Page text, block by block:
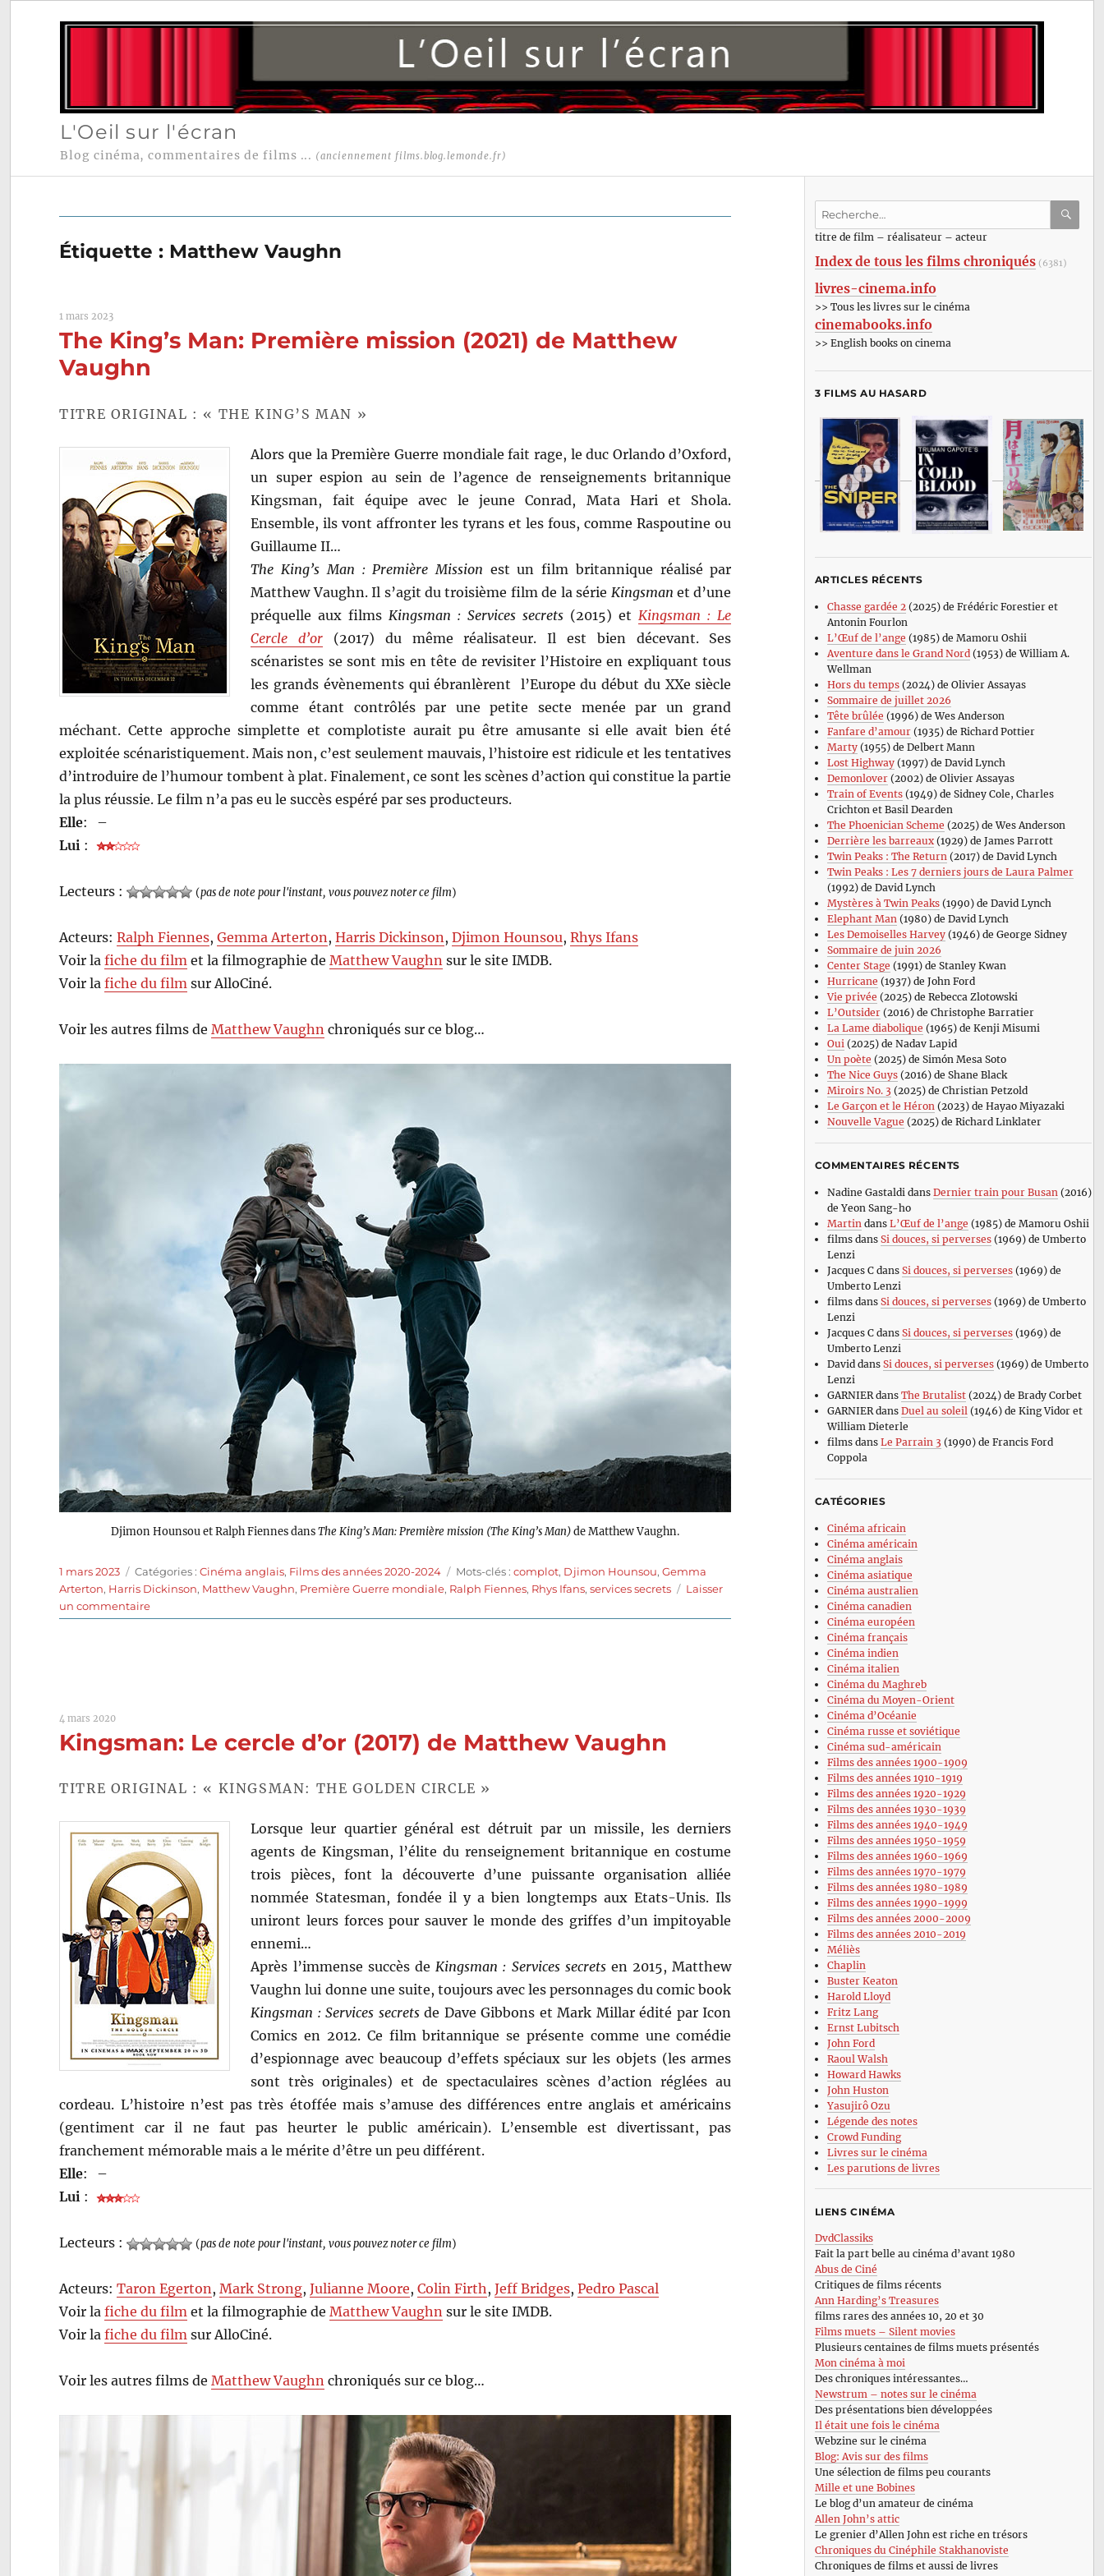
L'Oeil sur l'écran
Blog cinéma, commentaires de films ... (anciennement films.blog.lemonde.fr)
Étiquette : Matthew Vaughn
1 mars 2023
The King’s Man: Première mission (2021) de Matthew
Vaughn
TITRE ORIGINAL : « THE KING’S MAN »
Alors que la Première Guerre mondiale fait rage, le duc Orlando d’Oxford,
un super espion au sein de l’agence de renseignements britannique
Kingsman, fait équipe avec le jeune Conrad, Mata Hari et Shola.
Ensemble, ils vont affronter les tyrans et les fous, comme Raspoutine ou
Guillaume II…
The King’s Man : Première Mission est un film britannique réalisé par
Matthew Vaughn. Il s’agit du troisième film de la série Kingsman et d’une
préquelle aux films Kingsman : Services secrets (2015) et Kingsman : Le
Cercle d’or (2017) du même réalisateur. Il est bien décevant. Ses
scénaristes se sont mis en tête de revisiter l’Histoire en expliquant tous
les grands évènements qui ébranlèrent l’Europe du début du XXe siècle
comme étant contrôlés par une petite secte menée par un grand
méchant. Cette approche simplette et complotiste aurait pu être amusante si elle avait bien été
exploitée scénaristiquement. Mais non, c’est seulement mauvais, l’histoire est ridicule et les tentatives
d’introduire de l’humour tombent à plat. Finalement, ce sont les scènes d’action qui constitue la partie
la plus réussie. Le film n’a pas eu le succès espéré par ses producteurs.
Elle:
–
Lui :
Lecteurs : (pas de note pour l'instant, vous pouvez noter ce film)
Acteurs:Ralph Fiennes,Gemma Arterton ,Harris Dickinson ,Djimon Hounsou,Rhys Ifans
Voir lafiche du film et la filmographie deMatthew Vaughn sur le site IMDB.
Voir lafiche du film sur AlloCiné.
Voir les autres films deMatthew Vaughn chroniqués sur ce blog…
Djimon Hounsou et Ralph Fiennes dansThe King’s Man: Première mission (The King’s Man)de Matthew Vaughn.
Publié
le
1 mars 2023 Catégories
Catégories :Cinéma anglais, Films des années 2020-2024 Étiquettes
Mots-clés :complot, Djimon Hounsou,Gemma
Arterton, Harris Dickinson, Matthew Vaughn, Première Guerre mondiale, Ralph Fiennes, Rhys Ifans,services secrets
Laisser
un commentairesur
The
Matthew
4 mars 2020
Kingsman: Le cercle d’or (2017) de Matthew Vaughn
TITRE ORIGINAL : « KINGSMAN: THE GOLDEN CIRCLE »
Lorsque leur quartier général est détruit par un missile, les derniers
agents de Kingsman, l’élite du renseignement britannique en costume
trois pièces, font la découverte d’une puissante organisation alliée
nommée Statesman, fondée il y a bien longtemps aux Etats-Unis. Ils
uniront leurs forces pour sauver le monde des griffes d’un impitoyable
ennemi…
Après l’immense succès de Kingsman : Services secretsen 2015, Matthew
Vaughn lui donne une suite, toujours avec les personnages du comic book
Kingsman : Services secretsde Dave Gibbons et Mark Millar édité par Icon
Comics en 2012. Ce film britannique se présente comme une comédie
d’espionnage avec beaucoup d’effets spéciaux sur les objets (les armes
sont très originales) et de spectaculaires scènes d’action réglées au
cordeau. L’histoire n’est pas très étoffée mais s’amuse des différences entre anglais et américains
(gentiment car il ne faut pas heurter le public américain). L’ensemble est divertissant, pas
franchement mémorable mais a le mérite d’être un peu différent.
Elle:
–
Lui :
Lecteurs : (pas de note pour l'instant, vous pouvez noter ce film)
Acteurs:Taron Egerton ,Mark Strong,Julianne Moore,Colin Firth ,Jeff Bridges,Pedro Pascal
Voir lafiche du film et la filmographie deMatthew Vaughn sur le site IMDB.
Voir lafiche du film sur AlloCiné.
Voir les autres films deMatthew Vaughn chroniqués sur ce blog…
Recherche
:titre de film – réalisateur – acteur
Index de tous les films chroniqués (6381)
livres-cinema.info
>> Tous les livres sur le cinéma
cinemabooks.info
>> English books on cinema
3 FILMS AU HASARD
ARTICLES RÉCENTS
Chasse gardée 2(2025) de Frédéric Forestier et
Antonin Fourlon
L’Œuf de l’ange (1985) de Mamoru Oshii
Aventure dans le Grand Nord(1953) de William A.
Wellman
Hors du temps(2024) de Olivier Assayas
Sommaire de juillet 2026
Tête brûlée (1996) de Wes Anderson
Fanfare d’amour(1935) de Richard Pottier
Marty(1955) de Delbert Mann
Lost Highway(1997) de David Lynch
Demonlover(2002) de Olivier Assayas
Train of Events(1949) de Sidney Cole, Charles
Crichton et Basil Dearden
The Phoenician Scheme (2025) de Wes Anderson
Derrière les barreaux(1929) de James Parrott
Twin Peaks : The Return(2017) de David Lynch
Twin Peaks : Les 7 derniers jours de Laura Palmer
(1992) de David Lynch
Mystères à Twin Peaks(1990) de David Lynch
Elephant Man(1980) de David Lynch
Les Demoiselles Harvey(1946) de George Sidney
Sommaire de juin 2026
Center Stage (1991) de Stanley Kwan
Hurricane (1937) de John Ford
Vie privée (2025) de Rebecca Zlotowski
L’Outsider(2016) de Christophe Barratier
La Lame diabolique (1965) de Kenji Misumi
Oui(2025) de Nadav Lapid
Un poète (2025) de Simón Mesa Soto
The Nice Guys(2016) de Shane Black
Miroirs No. 3 (2025) de Christian Petzold
Le Garçon et le Héron(2023) de Hayao Miyazaki
Nouvelle Vague (2025) de Richard Linklater
COMMENTAIRES RÉCENTS
Nadine Gastaldi dans Dernier train pour Busan (2016)
de Yeon Sang-ho
Martin dans L’Œuf de l’ange (1985) de Mamoru Oshii
filmsdans Si douces, si perverses(1969) de Umberto
Lenzi
Jacques Cdans Si douces, si perverses(1969) de
Umberto Lenzi
filmsdans Si douces, si perverses(1969) de Umberto
Lenzi
Jacques Cdans Si douces, si perverses(1969) de
Umberto Lenzi
David dans Si douces, si perverses(1969) de Umberto
Lenzi
GARNIERdans The Brutalist(2024) de Brady Corbet
GARNIERdans Duel au soleil (1946) de King Vidor et
William Dieterle
filmsdans Le Parrain 3 (1990) de Francis Ford
Coppola
CATÉGORIES
Cinéma africain
Cinéma américain
Cinéma anglais
Cinéma asiatique
Cinéma australien
Cinéma canadien
Cinéma européen
Cinéma français
Cinéma indien
Cinéma italien
Cinéma du Maghreb
Cinéma du Moyen-Orient
Cinéma d’Océanie
Cinéma russe et soviétique
Cinéma sud-américain
Films des années 1900-1909
Films des années 1910-1919
Films des années 1920-1929
Films des années 1930-1939
Films des années 1940-1949
Films des années 1950-1959
Films des années 1960-1969
Films des années 1970-1979
Films des années 1980-1989
Films des années 1990-1999
Films des années 2000-2009
Films des années 2010-2019
Méliès
Chaplin
Buster Keaton
Harold Lloyd
Fritz Lang
Ernst Lubitsch
John Ford
Raoul Walsh
Howard Hawks
John Huston
Yasujirô Ozu
Légende des notes
Crowd Funding
Livres sur le cinéma
Les parutions de livres
LIENS CINÉMA
DvdClassiks
Fait la part belle au cinéma d’avant 1980
Abus de Ciné
Critiques de films récents
Ann Harding’s Treasures
films rares des années 10, 20 et 30
Films muets – Silent movies
Plusieurs centaines de films muets présentés
Mon cinéma à moi
Des chroniques intéressantes…
Newstrum – notes sur le cinéma
Des présentations bien développées
Il était une fois le cinéma
Webzine sur le cinéma
Blog: Avis sur des films
Une sélection de films peu courants
Mille et une Bobines
Le blog d’un amateur de cinéma
Allen John’s attic
Le grenier d’Allen John est riche en trésors
Chroniques du Cinéphile Stakhanoviste
Chroniques de films et aussi de livres